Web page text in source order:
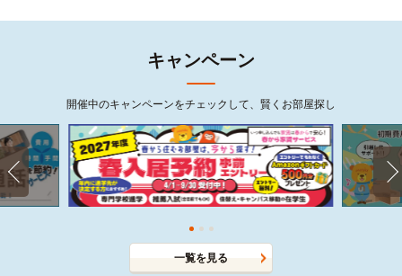
キャンペーン
開催中のキャンペーンをチェックして、賢くお部屋探し
一覧を見る